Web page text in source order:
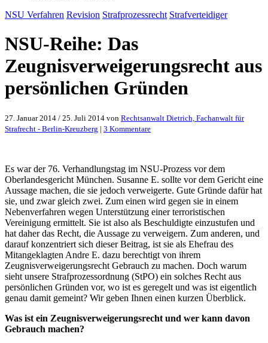
NSU Verfahren Revision Strafprozessrecht Strafverteidiger
NSU-Reihe: Das
Zeugnisverweigerungsrecht aus
persönlichen Gründen
27. Januar 2014 / 25. Juli 2014 von Rechtsanwalt Dietrich, Fachanwalt für
Strafrecht - Berlin-Kreuzberg | 3 Kommentarezu
Zeugnisverweigerungsrecht
aus
persönlichen
Gründen
Es war der 76. Verhandlungstag im NSU-Prozess vor dem
Oberlandesgericht München. Susanne E. sollte vor dem Gericht eine
Aussage machen, die sie jedoch verweigerte. Gute Gründe dafür hat
sie, und zwar gleich zwei. Zum einen wird gegen sie in einem
Nebenverfahren wegen Unterstützung einer terroristischen
Vereinigung ermittelt. Sie ist also als Beschuldigte einzustufen und
hat daher das Recht, die Aussage zu verweigern. Zum anderen, und
darauf konzentriert sich dieser Beitrag, ist sie als Ehefrau des
Mitangeklagten Andre E. dazu berechtigt von ihrem
Zeugnisverweigerungsrecht Gebrauch zu machen. Doch warum
sieht unsere Strafprozessordnung (StPO) ein solches Recht aus
persönlichen Gründen vor, wo ist es geregelt und was ist eigentlich
genau damit gemeint? Wir geben Ihnen einen kurzen Überblick.
Was ist ein Zeugnisverweigerungsrecht und wer kann davon
Gebrauch machen?